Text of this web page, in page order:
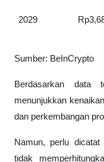
2029
Sumber: BeInCrypto
Berdasarkan data
menunjukkan
dan perkembangan
Namun, perlu
tidak